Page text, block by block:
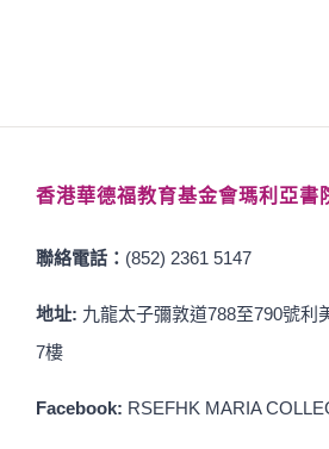
香港華德福教育基金會瑪利亞書
聯絡電話： (852) 2361 5147
地址: 九龍太子彌敦道788至790號利
7樓
Facebook: RSEFHK MARIA